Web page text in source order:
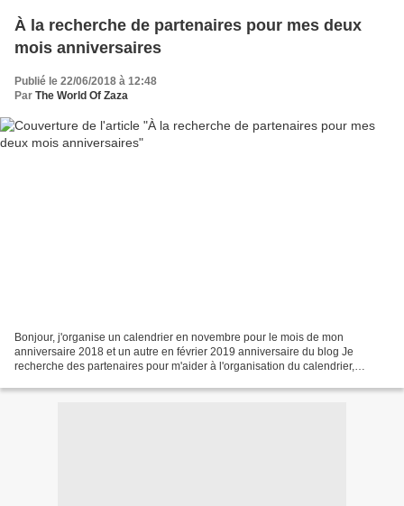
À la recherche de partenaires pour mes deux
mois anniversaires
Publié le 22/06/2018 à 12:48
Par The World Of Zaza
Bonjour, j'organise un calendrier en novembre pour le mois de mon
anniversaire 2018 et un autre en février 2019 anniversaire du blog Je
recherche des partenaires pour m'aider à l'organisation du calendrier,